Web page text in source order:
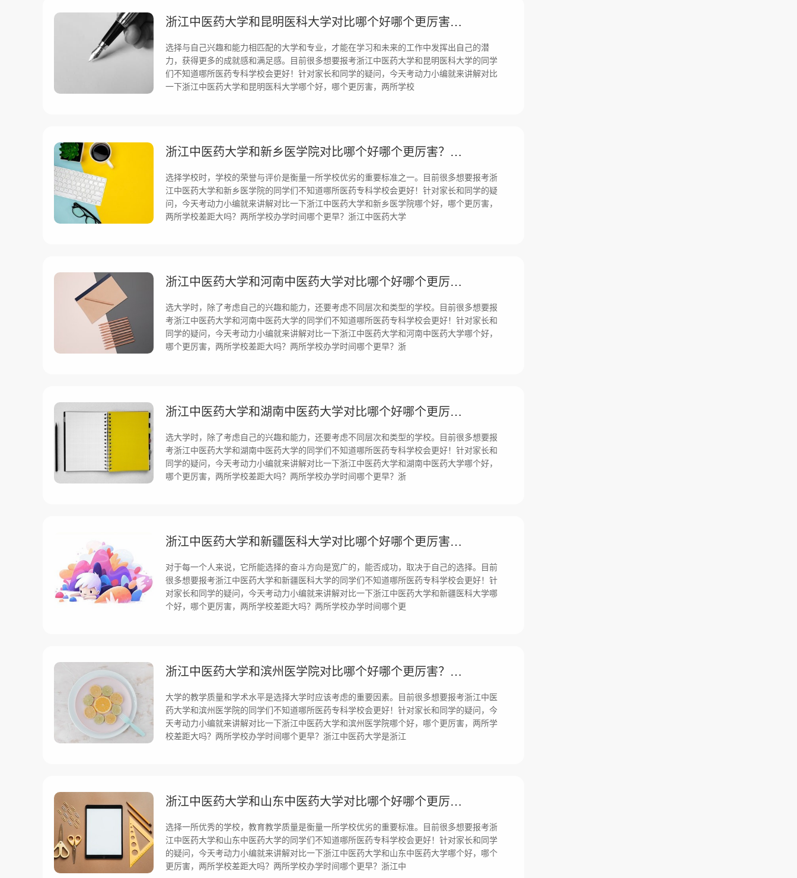
浙江中医药大学和昆明医科大学对比哪个好哪个更厉害？差距大吗？
选择与自己兴趣和能力相匹配的大学和专业，才能在学习和未来的工作中发挥出自己的潜
力，获得更多的成就感和满足感。目前很多想要报考浙江中医药大学和昆明医科大学的同学
们不知道哪所医药专科学校会更好！针对家长和同学的疑问，今天考动力小编就来讲解对比
一下浙江中医药大学和昆明医科大学哪个好，哪个更厉害，两所学校
浙江中医药大学和新乡医学院对比哪个好哪个更厉害？差距大吗？
选择学校时，学校的荣誉与评价是衡量一所学校优劣的重要标准之一。目前很多想要报考浙
江中医药大学和新乡医学院的同学们不知道哪所医药专科学校会更好！针对家长和同学的疑
问，今天考动力小编就来讲解对比一下浙江中医药大学和新乡医学院哪个好，哪个更厉害，
两所学校差距大吗？两所学校办学时间哪个更早？浙江中医药大学
浙江中医药大学和河南中医药大学对比哪个好哪个更厉害？差距大吗？
选大学时，除了考虑自己的兴趣和能力，还要考虑不同层次和类型的学校。目前很多想要报
考浙江中医药大学和河南中医药大学的同学们不知道哪所医药专科学校会更好！针对家长和
同学的疑问，今天考动力小编就来讲解对比一下浙江中医药大学和河南中医药大学哪个好，
哪个更厉害，两所学校差距大吗？两所学校办学时间哪个更早？浙
浙江中医药大学和湖南中医药大学对比哪个好哪个更厉害？差距大吗？
选大学时，除了考虑自己的兴趣和能力，还要考虑不同层次和类型的学校。目前很多想要报
考浙江中医药大学和湖南中医药大学的同学们不知道哪所医药专科学校会更好！针对家长和
同学的疑问，今天考动力小编就来讲解对比一下浙江中医药大学和湖南中医药大学哪个好，
哪个更厉害，两所学校差距大吗？两所学校办学时间哪个更早？浙
浙江中医药大学和新疆医科大学对比哪个好哪个更厉害？差距大吗？
对于每一个人来说，它所能选择的奋斗方向是宽广的，能否成功，取决于自己的选择。目前
很多想要报考浙江中医药大学和新疆医科大学的同学们不知道哪所医药专科学校会更好！针
对家长和同学的疑问，今天考动力小编就来讲解对比一下浙江中医药大学和新疆医科大学哪
个好，哪个更厉害，两所学校差距大吗？两所学校办学时间哪个更
浙江中医药大学和滨州医学院对比哪个好哪个更厉害？差距大吗？
大学的教学质量和学术水平是选择大学时应该考虑的重要因素。目前很多想要报考浙江中医
药大学和滨州医学院的同学们不知道哪所医药专科学校会更好！针对家长和同学的疑问，今
天考动力小编就来讲解对比一下浙江中医药大学和滨州医学院哪个好，哪个更厉害，两所学
校差距大吗？两所学校办学时间哪个更早？浙江中医药大学是浙江
浙江中医药大学和山东中医药大学对比哪个好哪个更厉害？差距大吗？
选择一所优秀的学校，教育教学质量是衡量一所学校优劣的重要标准。目前很多想要报考浙
江中医药大学和山东中医药大学的同学们不知道哪所医药专科学校会更好！针对家长和同学
的疑问，今天考动力小编就来讲解对比一下浙江中医药大学和山东中医药大学哪个好，哪个
更厉害，两所学校差距大吗？两所学校办学时间哪个更早？浙江中